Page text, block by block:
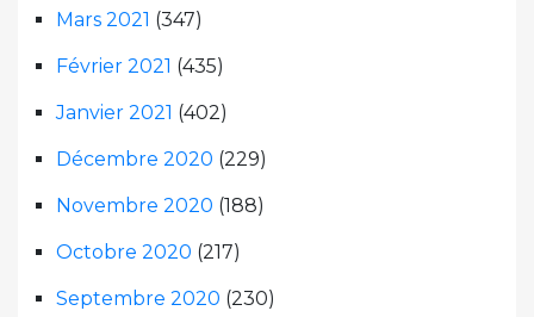
Mars 2021 (347)
Février 2021 (435)
Janvier 2021 (402)
Décembre 2020 (229)
Novembre 2020 (188)
Octobre 2020 (217)
Septembre 2020 (230)